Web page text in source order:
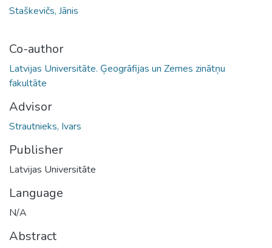
Staškevičs, Jānis
Co-author
Latvijas Universitāte. Ģeogrāfijas un Zemes zinātņu
fakultāte
Advisor
Strautnieks, Ivars
Publisher
Latvijas Universitāte
Language
N/A
Abstract